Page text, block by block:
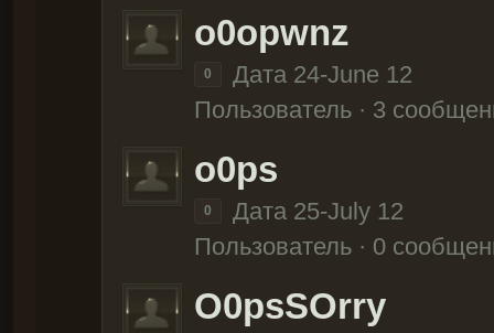
o0opwnz
0
Дата 24-June 12
Пользователь · 3
o0ps
0
Дата 25-July 12
Пользователь · 0
O0psSOrry